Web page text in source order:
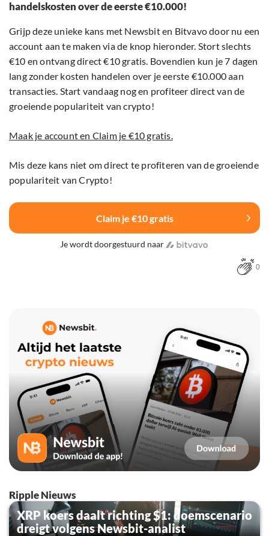
handelskosten over de eerste €10.000!
Grijp deze unieke kans met Newsbit en Bitvavo door nu een
account aan te maken via de knop hieronder. Stort slechts
€10 en ontvang direct €10 gratis. Bovendien kun je 7 dagen
lang zonder kosten handelen over je eerste €10.000 aan
transacties. Start vandaag nog en profiteer direct van de
groeiende populariteit van crypto!
Maak je account en Claim je €10 gratis.
Mis deze kans niet om direct te profiteren van de groeiende
populariteit van Crypto!
Claim je €10 gratis
Je wordt doorgestuurd naar
0
Ripple Nieuws
XRP koers daalt richting $1: doemscenario
dreigt volgens Newsbit-analist